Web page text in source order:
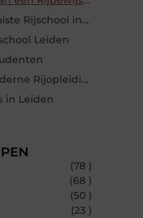
Tips voor het Kiezen van de Juiste Rijschool in Leiden
Leiden
De Rol van Technologie in Moderne Rijopleidingen
in Leiden
(78 )
(68 )
(50 )
(23 )